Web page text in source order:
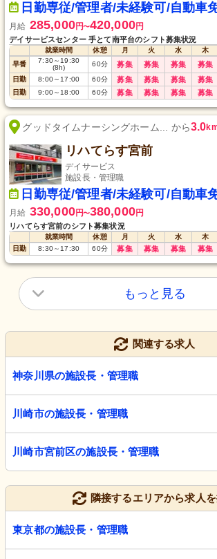
日勤専従/管理者/未経験可/自動車
月給 285,000円〜420,000円
デイサービスセンター 手とて南平台のシフト募集状況
就業時間 休憩 月 火 水 木
早番
7:30～19:30
(8h)
60分 募集 募集 募集 募集
日勤 8:00～17:00 60分 募集 募集 募集 募集
日勤 9:00～18:00 60分 募集 募集 募集 募集
グッドタイムナーシングホーム... から3.0
リハてらす宮前
デイサービス
施設長・管理職
日勤専従/管理者/未経験可/自動車
月給 330,000円〜380,000円
リハてらす宮前のシフト募集状況
就業時間 休憩 月 火 水 木
日勤
8:30～17:30 60分 募集 募集 募集 募集
もっと見る
関連する求人
神奈川県の施設長・管理職
川崎市の施設長・管理職
川崎市宮前区の施設長・管理職
隣接するエリアから求人
東京都の施設長・管理職